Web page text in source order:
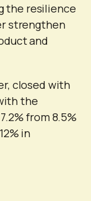
the resilience
strengthen
and
closed with
the
from 8.5%
in